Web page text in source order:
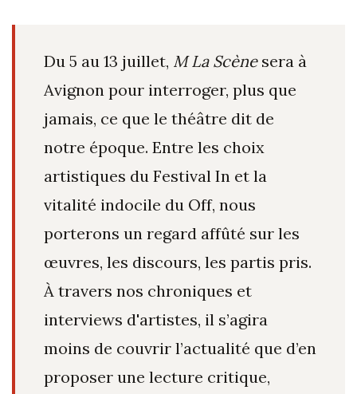
Du 5 au 13 juillet, M La Scènesera à
Avignon pour interroger, plus que
jamais, ce que le théâtre dit de
notre époque. Entre les choix
artistiques du Festival In et la
vitalité indocile du Off, nous
porterons un regard affûté sur les
œuvres, les discours, les partis pris.
À travers nos chroniques et
interviews d'artistes, il s’agira
moins de couvrir l’actualité que d’en
proposer une lecture critique,